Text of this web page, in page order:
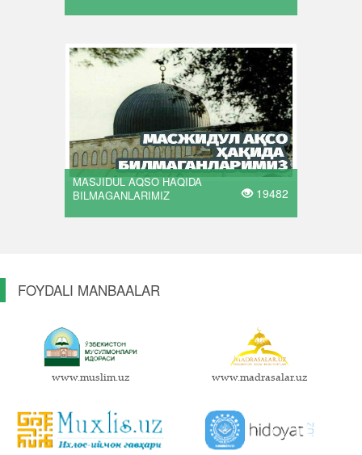
MASJIDUL AQSO HAQIDA
BILMAGANLARIMIZ
19482
FOYDALI MANBAALAR
www.muslim.uz www.madrasalar.uz